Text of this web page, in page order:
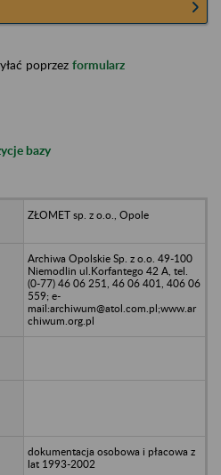
poprzez formularz
bazy
ZŁOMET sp. z o.o., Opole
Archiwa Opolskie Sp. z o.o. 49-100
Niemodlin ul.Korfantego 42 A, tel.
(0-77) 46 06 251, 46 06 401, 406 06
559; e-
mail:archiwum@atol.com.pl;www.ar
chiwum.org.pl
dokumentacja osobowa i płacowa z
lat 1993-2002